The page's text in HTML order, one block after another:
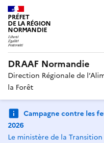
PRÉFET
DE LA RÉGION
NORMANDIE
DRAAF Normandie
Direction Régionale de
la Forêt
Campagne contre les
2026
Le ministère de la